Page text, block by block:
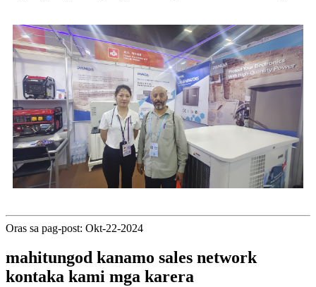
Oras sa pag-post: Okt-22-2024
mahitungod kanamo sales network
kontaka kami mga karera